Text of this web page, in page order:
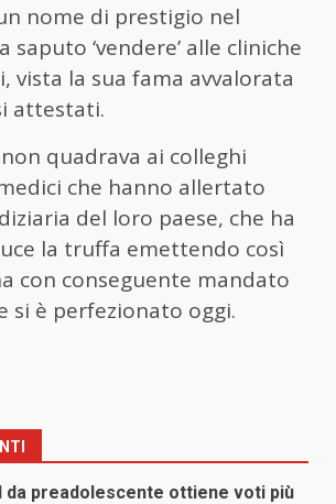
nome di prestigio nel
saputo ‘vendere’ alle cliniche
vista la sua fama avvalorata
attestati.
quadrava ai colleghi
che hanno allertato
del loro paese, che ha
la truffa emettendo così
con conseguente mandato
si è perfezionato oggi.
da preadolescente ottiene voti più